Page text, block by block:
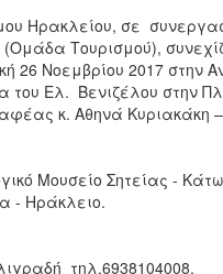
Ηρακλείου, σε
(Ομάδα Τουρισμού),
Νοεμβρίου 2017 στην
του Ελ. Βενιζέλου στην
κ. Αθηνά Κυριακάκη
Μουσείο Σητείας -
- Ηράκλειο.
τηλ.6938104008.